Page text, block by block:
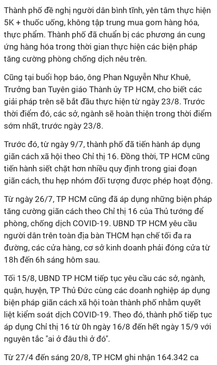
Thành phố đề nghị người dân bình tĩnh, yên tâm thực hiện
5K + thuốc uống, không tập trung mua gom hàng hóa,
thực phẩm. Thành phố đã chuẩn bị các phương án cung
ứng hàng hóa trong thời gian thực hiện các biện pháp
tăng cường phòng chống dịch nêu trên.
Cũng tại buổi họp báo, ông Phan Nguyễn Như Khuê,
Trưởng ban Tuyên giáo Thành ủy TP HCM, cho biết các
giải pháp trên sẽ bắt đầu thực hiện từ ngày 23/8. Trước
thời điểm đó, các sở, ngành sẽ hoàn thiện trong thời điểm
sớm nhất, trước ngày 23/8.
Trước đó, từ ngày 9/7, thành phố đã tiến hành áp dụng
giãn cách xã hội theo Chỉ thị 16. Đồng thời, TP HCM cũng
tiến hành siết chặt hơn nhiều quy định trong giai đoạn
giãn cách, thu hẹp nhóm đối tượng được phép hoạt động.
Từ ngày 26/7, TP HCM cũng đã áp dụng những biện pháp
tăng cường giãn cách theo Chỉ thị 16 của Thủ tướng để
phòng, chống dịch COVID-19. UBND TP HCM yêu cầu
người dân trên toàn địa bàn THCM hạn chế tối đa ra
đường, các cửa hàng, cơ sở kinh doanh phải đóng cửa từ
18h đến 6h sáng hôm sau.
Tối 15/8, UBND TP HCM tiếp tục yêu cầu các sở, ngành,
quận, huyện, TP Thủ Đức cùng các doanh nghiệp áp dụng
biện pháp giãn cách xã hội toàn thành phố nhằm quyết
liệt kiểm soát dịch COVID-19. Theo đó, thành phố tiếp tục
áp dụng Chỉ thị 16 từ 0h ngày 16/8 đến hết ngày 15/9 với
nguyên tắc "ai ở đâu thì ở đó".
Từ 27/4 đến sáng 20/8, TP HCM ghi nhận 164.342 ca